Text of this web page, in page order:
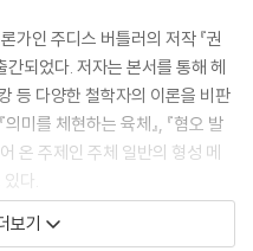
같은 견해에 반대해서 나는 예
며, 권력이 생산하는 것 중 가장
같은 권력 작용의 한 부분이 명
장 은밀하고 서서히 나타나는
반성적인 형태를 취하며 자신에
이라면, 주체는 자기 자신을 공
주체는 자신을 향해 되튀어 돌아
가인 주디스 버틀러의 저작 『권
간되었다. 저자는 본서를 통해 헤
등 다양한 철학자의 이론을 비판
의미를 체현하는 육체』, 『혐오 발
온 주제인 주체 일반의 형성 메
다.
보기